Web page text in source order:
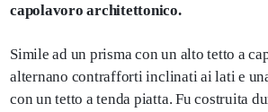
capolavoro architettonico.
Simile ad un prisma con un alto tetto a
alternano contrafforti inclinati ai lati e
con un tetto a tenda piatta. Fu costruita